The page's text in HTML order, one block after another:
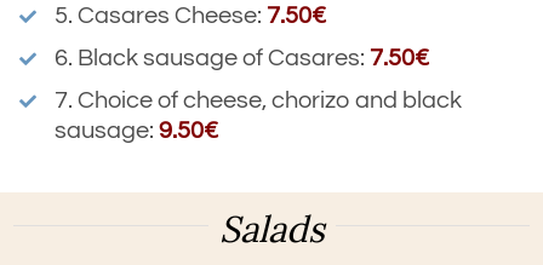
5. Casares Cheese: 7.50€
6. Black sausage of Casares: 7.50€
7. Choice of cheese, chorizo and black
sausage: 9.50€
Salads